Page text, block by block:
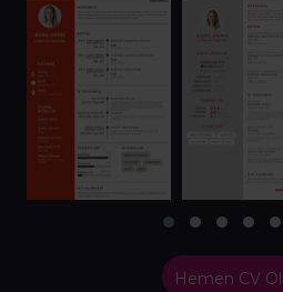
Hemen CV